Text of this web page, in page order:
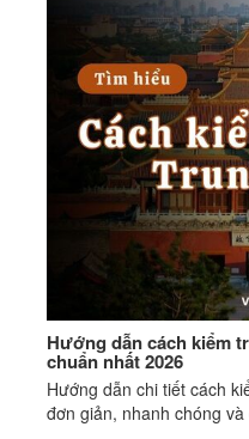
Hướng dẫn cách kiểm
chuẩn nhất 2026
Hướng dẫn chi tiết cách
đơn giản, nhanh chóng